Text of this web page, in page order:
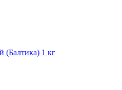
(Балтика) 1 кг